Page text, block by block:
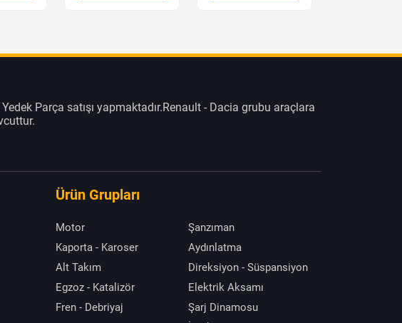
Parça satışı yapmaktadır.Renault - Dacia grubu araçlara
Ürün Grupları
Motor
Şanzıman
Kaporta - Karoser
Aydınlatma
Alt Takım
Direksiyon - Süspansiyon
Egzoz - Katalizör
Elektrik Aksamı
Fren - Debriyaj
Şarj Dinamosu